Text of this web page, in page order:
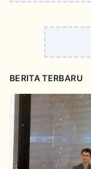
BERITA TERBARU